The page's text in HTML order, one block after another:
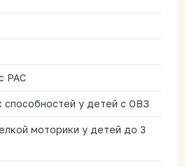
РАС
способностей у детей с ОВЗ
моторики у детей до 3